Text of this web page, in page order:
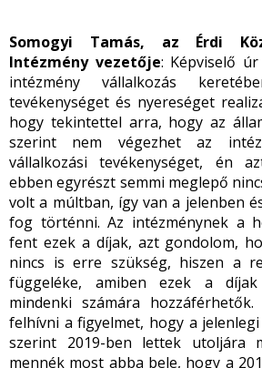
Somogyi Tamás, az Érdi
Intézmény vezetője: Képviselő
intézmény vállalkozás
tevékenységet és nyereséget
hogy tekintettel arra, hogy az
szerint nem végezhet az
vállalkozási tevékenységet, én
ebben egyrészt semmi meglepő
volt a múltban, így van a jelenben
fog történni. Az intézménynek a
fent ezek a díjak, azt gondolom,
nincs is erre szükség, hiszen a
függeléke, amiben ezek a
mindenki számára
felhívni a figyelmet, hogy a
szerint 2019-ben lettek utoljára
mennék most abba bele, hogy a